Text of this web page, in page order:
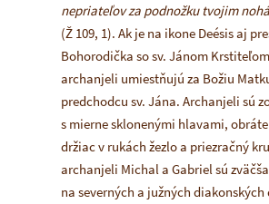
nepriateľov za podnožku tvojim
(Ž 109, 1). Ak je na ikone Deésis aj
Bohorodička so sv. Jánom
archanjeli umiestňujú za Božiu
predchodcu sv. Jána. Archanjeli sú
s mierne sklonenými hlavami,
držiac v rukách žezlo a priezračný
archanjeli Michal a Gabriel sú
na severných a južných diakonských